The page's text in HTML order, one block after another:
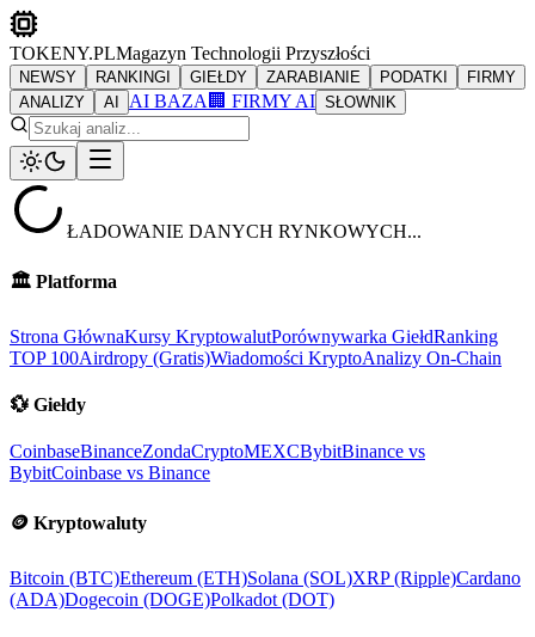
TOKENY.PLMagazyn Technologii Przyszłości
NEWSY RANKINGI GIEŁDY ZARABIANIE PODATKI
FIRMY
ANALIZY
AI AI BAZA 🏢 FIRMY AI SŁOWNIK
ŁADOWANIE DANYCH RYNKOWYCH...
🏛️ Platforma
Strona GłównaKursy KryptowalutPorównywarka GiełdRanking
TOP 100Airdropy (Gratis)Wiadomości KryptoAnalizy On-Chain
💱 Giełdy
CoinbaseBinanceZondaCryptoMEXCBybitBinance vs
BybitCoinbase vs Binance
🪙 Kryptowaluty
Bitcoin (BTC)Ethereum (ETH)Solana (SOL)XRP (Ripple)Cardano
(ADA)Dogecoin (DOGE)Polkadot (DOT)